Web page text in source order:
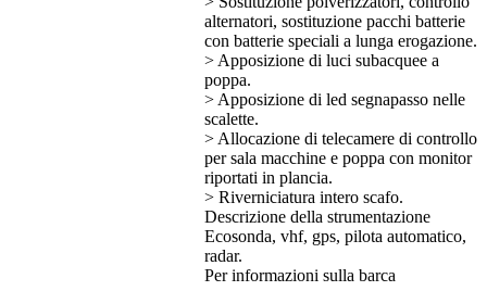
alternatori, sostituzione pacchi batterie
con batterie speciali a lunga erogazione.
> Apposizione di luci subacquee a
poppa.
> Apposizione di led segnapasso nelle
scalette.
> Allocazione di telecamere di controllo
per sala macchine e poppa con monitor
riportati in plancia.
> Riverniciatura intero scafo.
Descrizione della strumentazione
Ecosonda, vhf, gps, pilota automatico,
radar.
Per informazioni sulla barca